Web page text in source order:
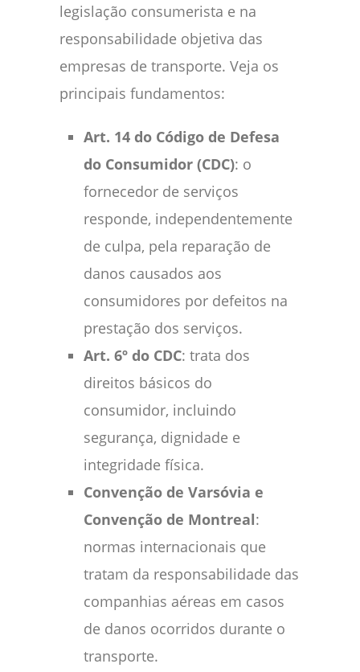
legislação consumerista e na
responsabilidade objetiva das
empresas de transporte. Veja os
principais fundamentos:
Art. 14 do Código de Defesa
do Consumidor (CDC): o
fornecedor de serviços
responde, independentemente
de culpa, pela reparação de
danos causados aos
consumidores por defeitos na
prestação dos serviços.
Art. 6º do CDC: trata dos
direitos básicos do
consumidor, incluindo
segurança, dignidade e
integridade física.
Convenção de Varsóvia e
Convenção de Montreal:
normas internacionais que
tratam da responsabilidade das
companhias aéreas em casos
de danos ocorridos durante o
transporte.